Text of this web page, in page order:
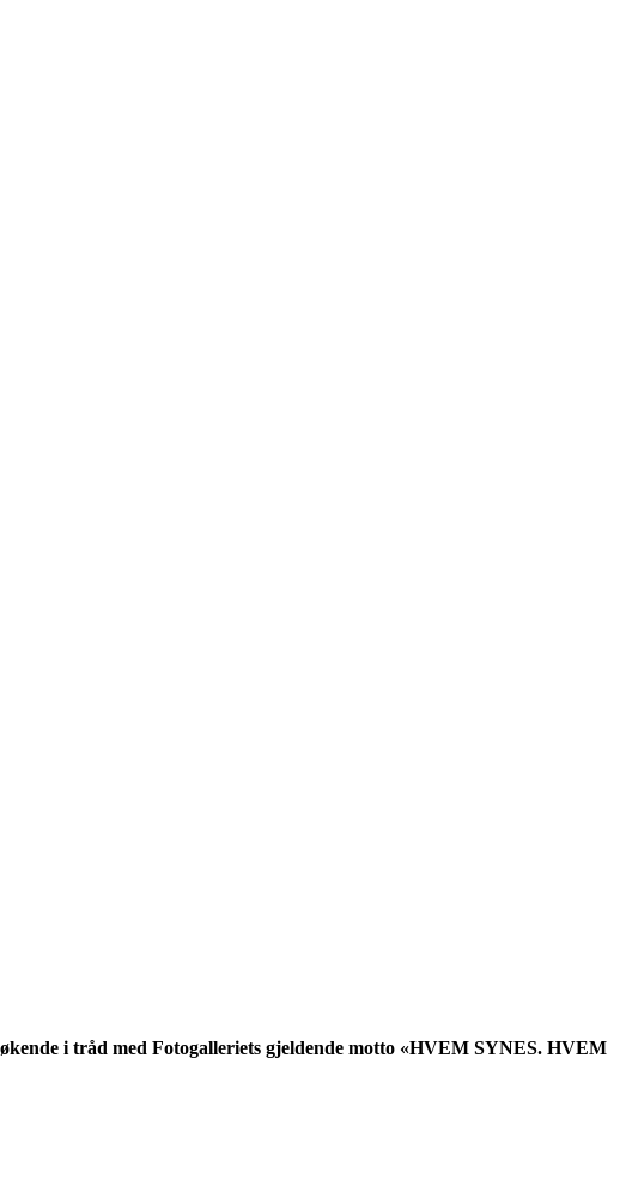
i tråd med Fotogalleriets gjeldende motto «HVEM SYNES. HVEM